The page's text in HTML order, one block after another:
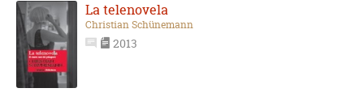
La telenovela
Christian Schünemann
2013